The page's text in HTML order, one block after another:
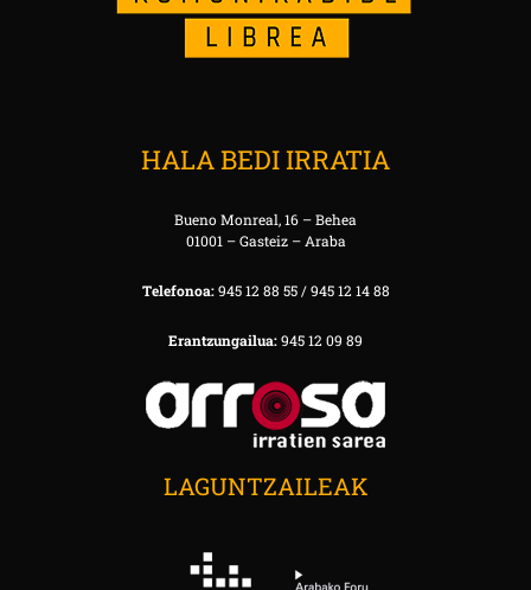
HALA BEDI IRRATIA
Bueno Monreal, 16 – Behea
01001 – Gasteiz – Araba
Telefonoa:945 12 88 55 / 945 12 14 88
Erantzungailua:945 12 09 89
LAGUNTZAILEAK